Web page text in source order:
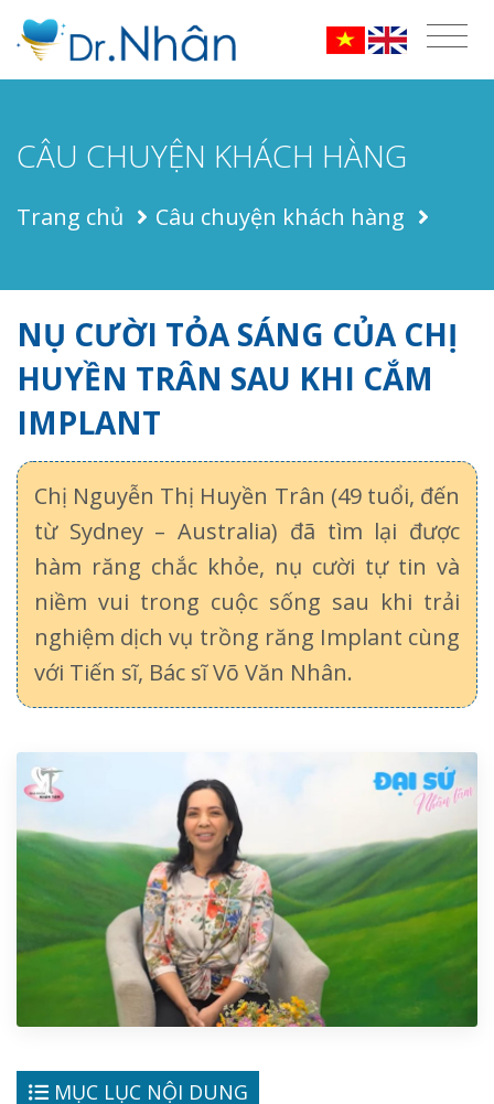
CÂU CHUYỆN KHÁCH HÀNG
Trang chủ Câu chuyện khách hàng
NỤ CƯỜI TỎA SÁNG CỦA CHỊ
HUYỀN TRÂN SAU KHI CẮM
IMPLANT
Chị Nguyễn Thị Huyền Trân (49 tuổi, đến
từ Sydney – Australia) đã tìm lại được
hàm răng chắc khỏe, nụ cười tự tin và
niềm vui trong cuộc sống sau khi trải
nghiệm dịch vụ trồng răng Implant cùng
với Tiến sĩ, Bác sĩ Võ Văn Nhân.
MỤC LỤC NỘI DUNG